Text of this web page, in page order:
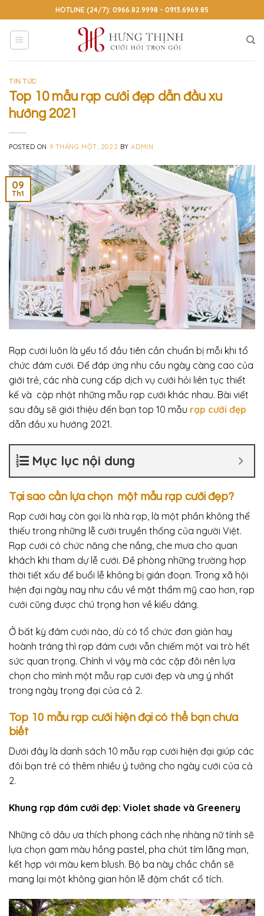
to
content
HOTLINE (24/7): 0966.82.9998 - 0913.6969.85
TIN TỨC
Top 10 mẫu rạp cưới đẹp dẫn đầu xu
hướng 2021
POSTED ON 9 THÁNG MỘT, 2022 BYADMIN
09
Th1
Rạp cưới luôn là yếu tố đầu tiên cần chuẩn bị mỗi khi tổ
chức đám cưới. Để đáp ứng nhu cầu ngày càng cao của
giới trẻ, các nhà cung cấp dịch vụ cưới hỏi liên tục thiết
kế và cập nhật những mẫu rạp cưới khác nhau. Bài viết
sau đây sẽ giới thiệu đến bạn top 10 mẫu rạp cưới đẹp
dẫn đầu xu hướng 2021.
Mục lục nội dung
Tại sao cần lựa chọn một mẫu rạp cưới đẹp?
Rạp cưới hay còn gọi là nhà rạp, là một phần không thể
thiếu trong những lễ cưới truyền thống của người Việt.
Rạp cưới có chức năng che nắng, che mưa cho quan
khách khi tham dự lễ cưới. Đề phòng những trường hợp
thời tiết xấu để buổi lễ không bị gián đoạn. Trong xã hội
hiện đại ngày nay nhu cầu về mặt thẩm mỹ cao hơn, rạp
cưới cũng được chú trọng hơn về kiểu dáng.
Ở bất kỳ đám cưới nào, dù có tổ chức đơn giản hay
hoành tráng thì rạp đám cưới vẫn chiếm một vai trò hết
sức quan trọng. Chính vì vậy mà các cặp đôi nên lựa
chọn cho mình một mẫu rạp cưới đẹp và ưng ý nhất
trong ngày trọng đại của cả 2.
Top 10 mẫu rạp cưới hiện đại có thể bạn chưa
biết
Dưới đây là danh sách 10 mẫu rạp cưới hiện đại giúp các
đôi bạn trẻ có thêm nhiều ý tưởng cho ngày cưới của cả
2.
Khung rạp đám cưới đẹp: Violet shade và Greenery
Những cô dâu ưa thích phong cách nhẹ nhàng nữ tính sẽ
lựa chọn gam màu hồng pastel, pha chút tím lãng mạn,
kết hợp với màu kem blush. Bộ ba này chắc chắn sẽ
mang lại một không gian hôn lễ đậm chất cổ tích.